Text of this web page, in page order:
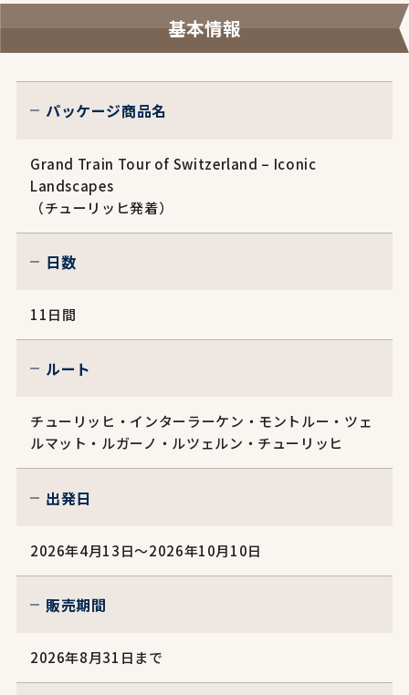
基本情報
パッケージ商品名
Grand Train Tour of Switzerland – Iconic
Landscapes
（チューリッヒ発着）
日数
11日間
ルート
チューリッヒ・インターラーケン・モントルー・ツェ
ルマット・ルガーノ・ルツェルン・チューリッヒ
出発日
2026年4月13日～2026年10月10日
販売期間
2026年8月31日まで